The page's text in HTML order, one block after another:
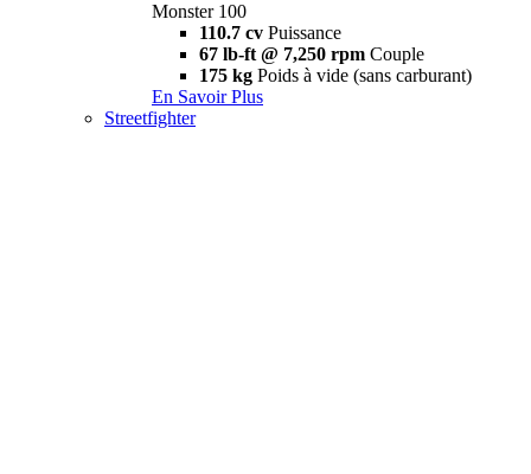
Monster 100
110.7 cv Puissance
67 lb-ft @ 7,250 rpm Couple
175 kg Poids à vide (sans carburant)
En Savoir Plus
Streetfighter